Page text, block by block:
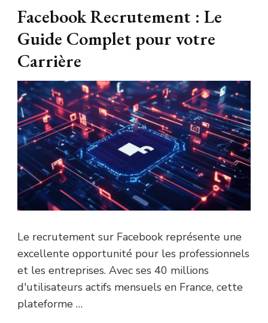
Facebook Recrutement : Le
Guide Complet pour votre
Carrière
Le recrutement sur Facebook représente une
excellente opportunité pour les professionnels
et les entreprises. Avec ses 40 millions
d'utilisateurs actifs mensuels en France, cette
plateforme …